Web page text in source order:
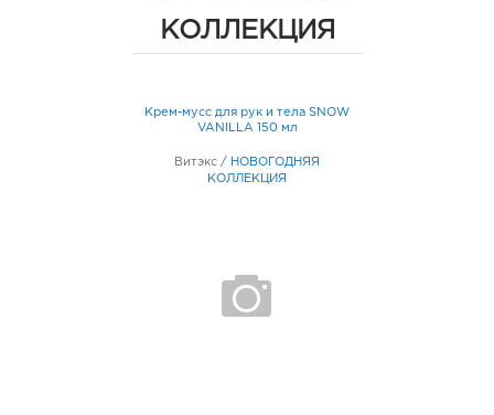
КОЛЛЕКЦИЯ
Крем-мусс для рук и тела SNOW
VANILLA 150 мл
Витэкс / НОВОГОДНЯЯ
КОЛЛЕКЦИЯ